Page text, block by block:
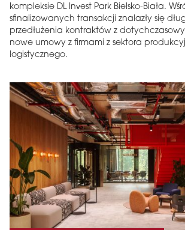
kompleksie DL Invest Park Bielsko-Biała.
sfinalizowanych transakcji znalazły się
przedłużenia kontraktów z
nowe umowy z firmami z sektora
logistycznego.